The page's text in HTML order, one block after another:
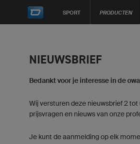
SPORT PRODUCTEN
NIEUWSBRIEF
Bedankt voor je interesse in de
Wij versturen deze nieuwsbrief 2
prijsvragen en nieuws van onze
Je kunt de aanmelding op elk